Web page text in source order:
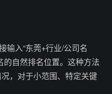
输入“东莞+行业/公司名
的自然排名位置。这种方法
，对于小范围、特定关键